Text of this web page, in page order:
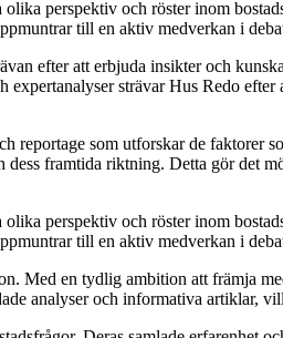
perspektiv och röster inom
till en aktiv medverkan i
efter att erbjuda insikter och
strävar Hus Redo
som utforskar de faktorer
framtida riktning. Detta gör det
perspektiv och röster inom
till en aktiv medverkan i
Med en tydlig ambition att främja
analyser och informativa artiklar,